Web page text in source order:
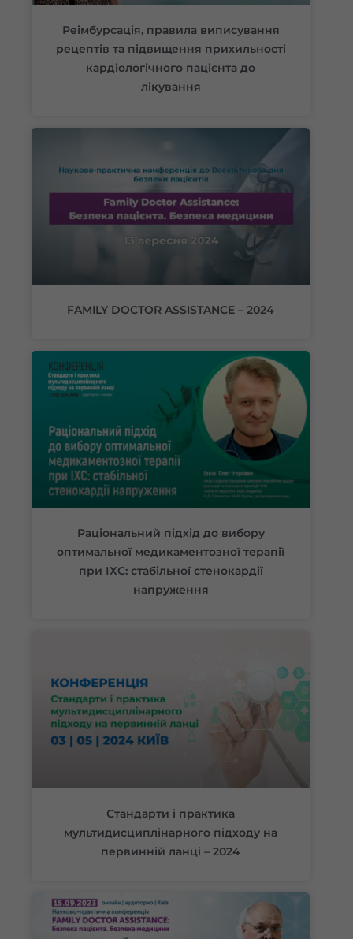
Реімбурсація, правила виписування
рецептів та підвищення прихильності
кардіологічного пацієнта до
лікування
FAMILY DOCTOR ASSISTANCE – 2024
Раціональний підхід до вибору
оптимальної медикаментозної терапії
при ІХС: стабільної стенокардії
напруження
Стандарти і практика
мультидисциплінарного підходу на
первинній ланці – 2024